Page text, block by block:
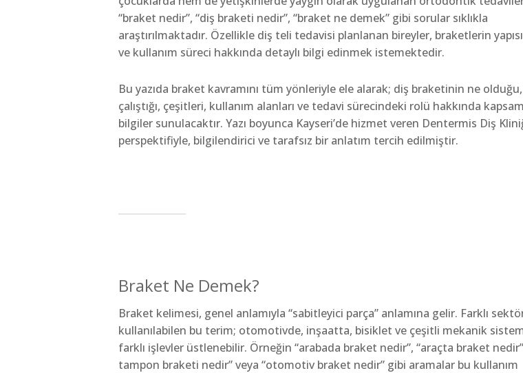
“braket nedir”, “diş braketi nedir”, “braket ne demek” gibi sorular sıklıkla
araştırılmaktadır. Özellikle diş teli tedavisi planlanan bireyler, braketlerin
ve kullanım süreci hakkında detaylı bilgi edinmek istemektedir.
Bu yazıda braket kavramını tüm yönleriyle ele alarak; diş braketinin ne olduğu,
çalıştığı, çeşitleri, kullanım alanları ve tedavi sürecindeki rolü hakkında
bilgiler sunulacaktır. Yazı boyunca Kayseri’de hizmet veren Dentermis Diş
perspektifiyle, bilgilendirici ve tarafsız bir anlatım tercih edilmiştir.
Braket Ne Demek?
Braket kelimesi, genel anlamıyla “sabitleyici parça” anlamına gelir. Farklı
kullanılabilen bu terim; otomotivde, inşaatta, bisiklet ve çeşitli mekanik
farklı işlevler üstlenebilir. Örneğin “arabada braket nedir”, “araçta braket
tampon braketi nedir” veya “otomotiv braket nedir” gibi aramalar bu kullanım